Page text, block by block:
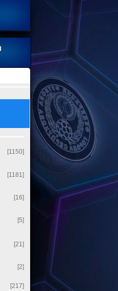
[1150]
[1181]
[16]
[5]
[21]
[2]
[217]